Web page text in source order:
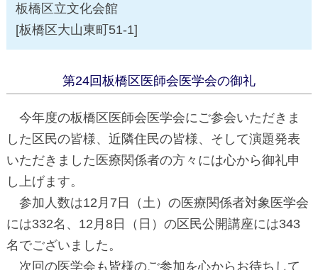
板橋区立文化会館
[板橋区大山東町51-1]
第24回板橋区医師会医学会の御礼
今年度の板橋区医師会医学会にご参会いただきま
した区民の皆様、近隣住民の皆様、そして演題発表
いただきました医療関係者の方々には心から御礼申
し上げます。
参加人数は12月7日（土）の医療関係者対象医学会
には332名、12月8日（日）の区民公開講座には343
名でございました。
次回の医学会も皆様のご参加を心からお待ちして